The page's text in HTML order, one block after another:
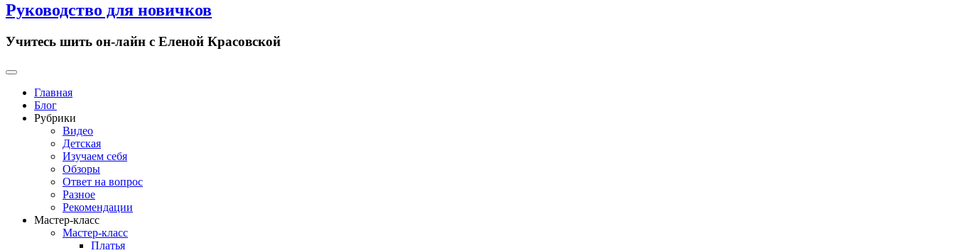
Руководство для новичков
Учитесь шить он-лайн с Еленой Красовской
Primary
Главная
Блог
Рубрики
Видео
Детская
Изучаем себя
Обзоры
Ответ на вопрос
Разное
Рекомендации
Мастер-класс
Мастер-класс
Платья